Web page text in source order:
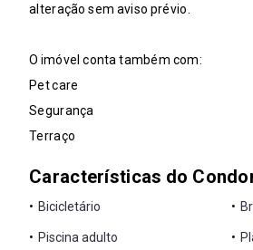
alteração sem aviso prévio.
O imóvel conta também com:
Pet care
Segurança
Terraço
Características do
• Bicicletário •
• Piscina adulto •